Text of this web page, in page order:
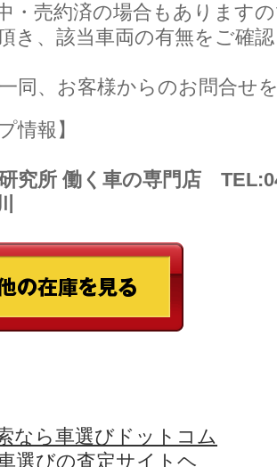
・売約済の場合もあります
き、該当車両の有無をご確
同、お客様からのお問合せ
プ情報】
究所 働く車の専門店
なら車選びドットコム
選びの査定サイトヘ